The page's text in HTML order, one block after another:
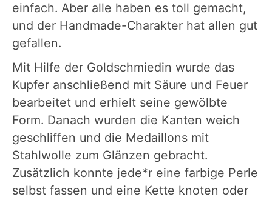
einfach. Aber alle haben es toll gemacht,
und der Handmade-Charakter hat allen gut
gefallen.
Mit Hilfe der Goldschmiedin wurde das
Kupfer anschließend mit Säure und Feuer
bearbeitet und erhielt seine gewölbte
Form. Danach wurden die Kanten weich
geschliffen und die Medaillons mit
Stahlwolle zum Glänzen gebracht.
Zusätzlich konnte jede*r eine farbige Perle
selbst fassen und eine Kette knoten oder